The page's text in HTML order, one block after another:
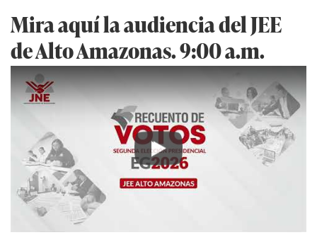
Mira aquí la audiencia del JEE
de Alto Amazonas. 9:00 a.m.
Play